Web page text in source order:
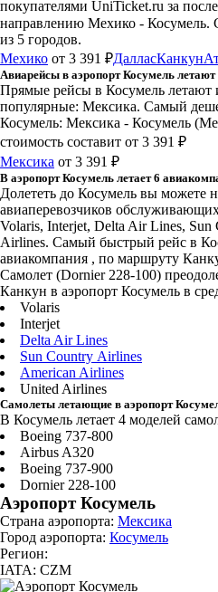
покупателями UniTicket.ru за
направлению Мехико - Косумель.
из 5 городов.
Мехико от 3 391 ₽ДалласКанкун
Авиарейсы в аэропорт Косумель летают
Прямые рейсы в Косумель летают
популярные: Мексика. Самый
Косумель: Мексика - Косумель
стоимость составит от 3 391 ₽
Мексика от 3 391 ₽
В аэропорт Косумель летает 6
Долететь до Косумель вы можете
авиаперевозчиков
Volaris, Interjet, Delta Air Lines,
Airlines. Самый быстрый рейс в
авиакомпания , по маршруту
Самолет (Dornier 228-100)
Канкун в аэропорт Косумель в
Volaris
Interjet
Delta Air Lines
Sun Country Airlines
American Airlines
United Airlines
Самолеты летающие в аэропорт
В Косумель летает 4 моделей
Boeing 737-800
Airbus A320
Boeing 737-900
Dornier 228-100
Аэропорт Косумель
Страна аэропорта: Мексика
Город аэропорта: Косумель
Регион:
IATA: CZM